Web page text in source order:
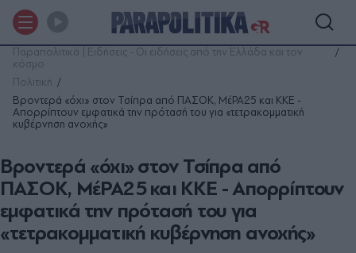
Παραπολιτικά | Ειδήσεις - Οι ειδήσεις από την Ελλάδα και τον
κόσμο
Πολιτική
Βροντερά «όχι» στον Τσίπρα από ΠΑΣΟΚ, ΜέΡΑ25 και ΚΚΕ -
Απορρίπτουν εμφατικά την πρότασή του για «τετρακομματική
κυβέρνηση ανοχής»
Βροντερά «όχι» στον Τσίπρα από
ΠΑΣΟΚ, ΜέΡΑ25 και ΚΚΕ - Απορρίπτουν
εμφατικά την πρότασή του για
«τετρακομματική κυβέρνηση ανοχής»